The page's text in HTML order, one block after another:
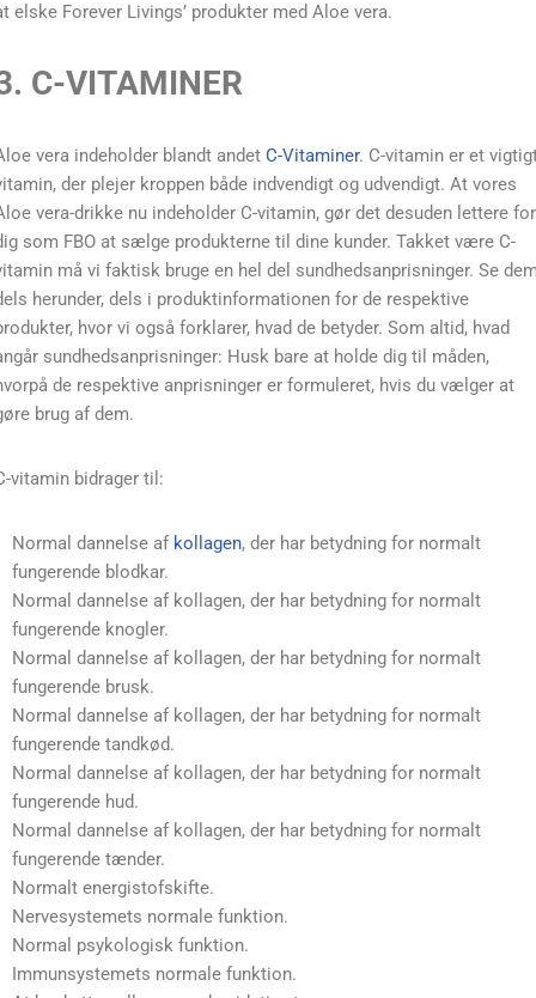
elske Forever Livings’ produkter med Aloe vera.
C-VITAMINER
vera indeholder blandt andet C-Vitaminer. C-vitamin er et
der plejer kroppen både indvendigt og udvendigt. At vores
vera-drikke nu indeholder C-vitamin, gør det desuden lettere for
som FBO at sælge produkterne til dine kunder. Takket være C-
må vi faktisk bruge en hel del sundhedsanprisninger. Se
herunder, dels i produktinformationen for de respektive
hvor vi også forklarer, hvad de betyder. Som altid, hvad
sundhedsanprisninger: Husk bare at holde dig til måden,
de respektive anprisninger er formuleret, hvis du vælger at
brug af dem.
vitamin bidrager til:
Normal dannelse af kollagen, der har betydning for normalt
fungerende blodkar.
Normal dannelse af kollagen, der har betydning for normalt
fungerende knogler.
Normal dannelse af kollagen, der har betydning for normalt
fungerende brusk.
Normal dannelse af kollagen, der har betydning for normalt
fungerende tandkød.
Normal dannelse af kollagen, der har betydning for normalt
fungerende hud.
Normal dannelse af kollagen, der har betydning for normalt
fungerende tænder.
Normalt energistofskifte.
Nervesystemets normale funktion.
Normal psykologisk funktion.
Immunsystemets normale funktion.